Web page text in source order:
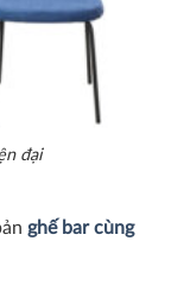
đại
ghế bar cùng